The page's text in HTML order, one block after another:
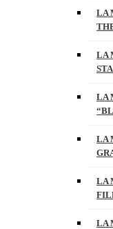
LA
LA
LA
LA
LA
LA